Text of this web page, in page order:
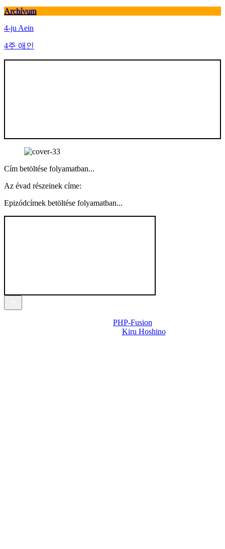
Archívum
4-ju Aein
4주 애인
Cím betöltése folyamatban...
Az évad részeinek címe:
Epizódcímek betöltése folyamatban...
PHP-Fusion
Kiru Hoshino